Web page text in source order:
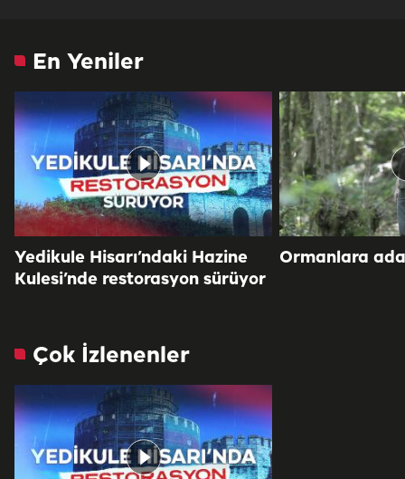
En Yeniler
Yedikule Hisarı’ndaki Hazine
Kulesi’nde restorasyon sürüyor
Ormanlara
Çok İzlenenler